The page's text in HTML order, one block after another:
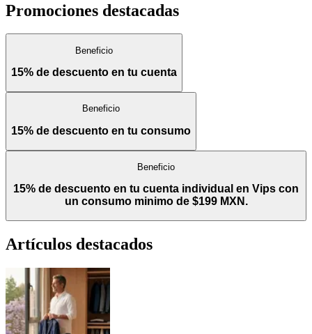
Promociones destacadas
Beneficio
15% de descuento en tu cuenta
Beneficio
15% de descuento en tu consumo
Beneficio
15% de descuento en tu cuenta individual en Vips con
un consumo minimo de $199 MXN.
Artículos destacados